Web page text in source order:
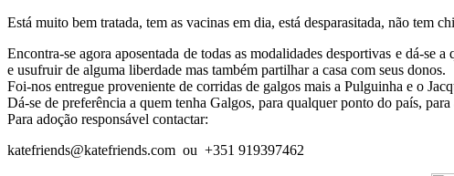
Está muito bem tratada, tem as vacinas em dia, está desparasitada, não tem
Encontra-se agora aposentada de todas as modalidades desportivas e dá-se
e usufruir de alguma liberdade mas também partilhar a casa com seus donos.
Foi-nos entregue proveniente de corridas de galgos mais a Pulguinha e o
Dá-se de preferência a quem tenha Galgos, para qualquer ponto do país,
Para adoção responsável contactar:
katefriends@katefriends.com ou +351 919397462